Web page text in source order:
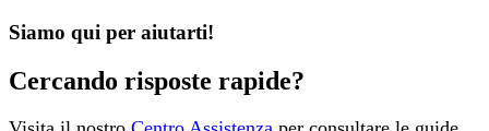
Siamo qui per aiutarti!
Cercando risposte rapide?